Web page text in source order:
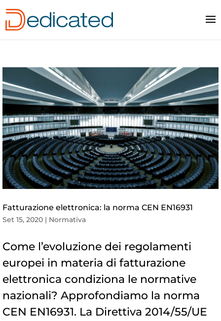
Fatturazione elettronica: la norma CEN EN16931
Set 15, 2020 | Normativa
Come l’evoluzione dei regolamenti
europei in materia di fatturazione
elettronica condiziona le normative
nazionali? Approfondiamo la norma
CEN EN16931. La Direttiva 2014/55/UE